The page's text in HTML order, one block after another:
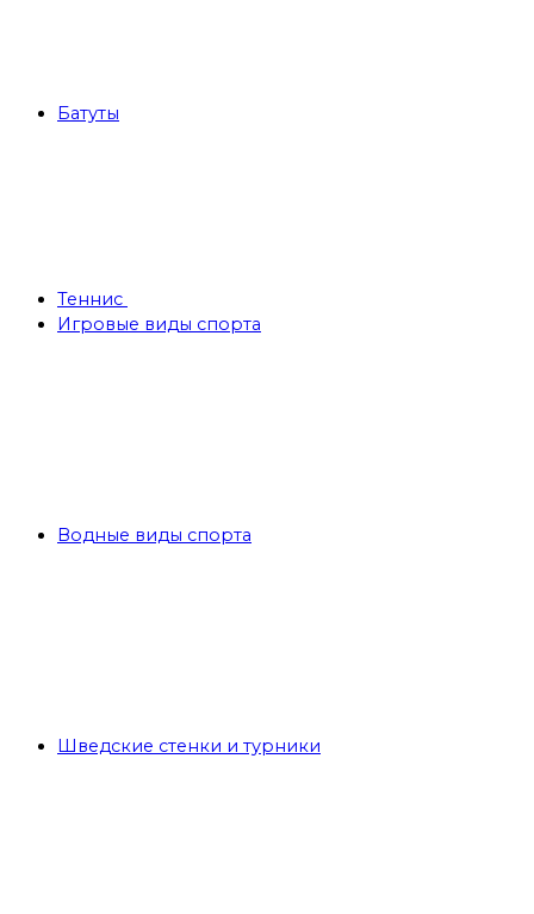
Батуты
Теннис
Игровые виды спорта
Водные виды спорта
Шведские стенки и турники